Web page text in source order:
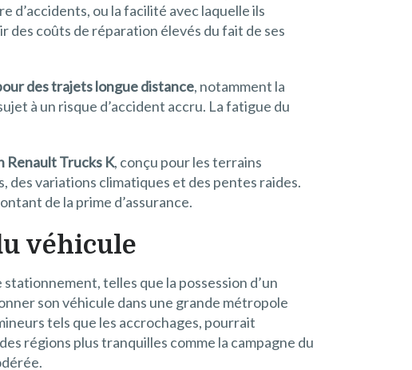
d’accidents, ou la facilité avec laquelle ils
des coûts de réparation élevés du fait de ses
des trajets longue distance, notamment la
à un risque d’accident accru. La fatigue du
Renault Trucks K, conçu pour les terrains
des variations climatiques et des pentes raides.
de la prime d’assurance.
véhicule
telles que la possession d’un
son véhicule dans une grande métropole
tels que les accrochages, pourrait
régions plus tranquilles comme la campagne du